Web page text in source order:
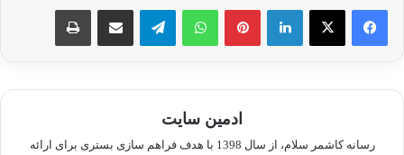
لینکدین پینترستواتس آپ تلگرام اشتراک گذاری از طریق ایمیل چاپ
ادمین سایت
رسانه کاشمر سلام، از سال 1398 با هدف فراهم سازی بستری برای ارائه